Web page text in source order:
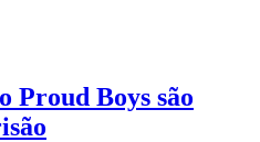
Proud Boys são